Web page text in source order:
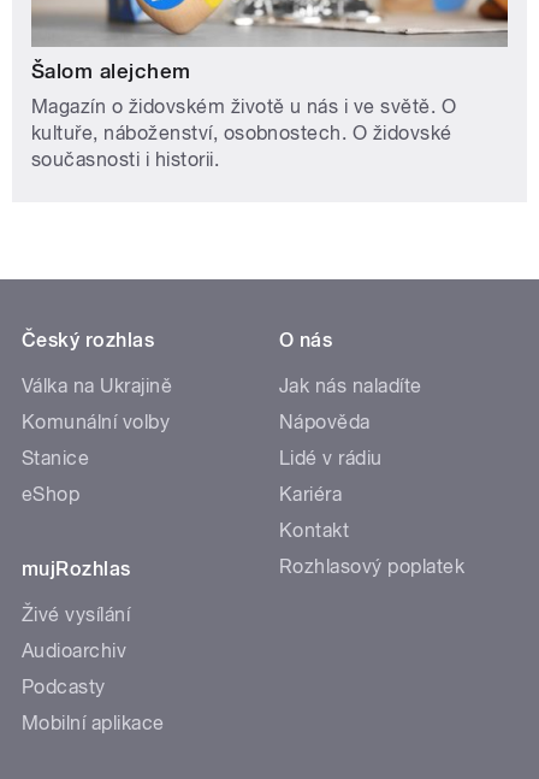
Šalom alejchem
Magazín o židovském životě u nás i ve světě. O
kultuře, náboženství, osobnostech. O židovské
současnosti i historii.
Český rozhlas
Válka na Ukrajině
Komunální volby
Stanice
eShop
mujRozhlas
Živé vysílání
Audioarchiv
Podcasty
Mobilní aplikace
O nás
Jak nás naladíte
Nápověda
Lidé v rádiu
Kariéra
Kontakt
Rozhlasový poplatek